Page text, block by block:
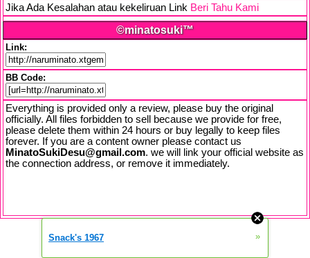
Jika Ada Kesalahan atau kekeliruan Link Beri Tahu Kami
©minatosuki™
Link:
BB Code:
Everything is provided only a review, please buy the original
officially. All files forbidden to sell because we provide for free,
please delete them within 24 hours or buy legally to keep files
forever. If you are a content owner please contact us
MinatoSukiDesu@gmail.com. we will link your official website as
the connection address, or remove it immediately.
Snack's 1967 »